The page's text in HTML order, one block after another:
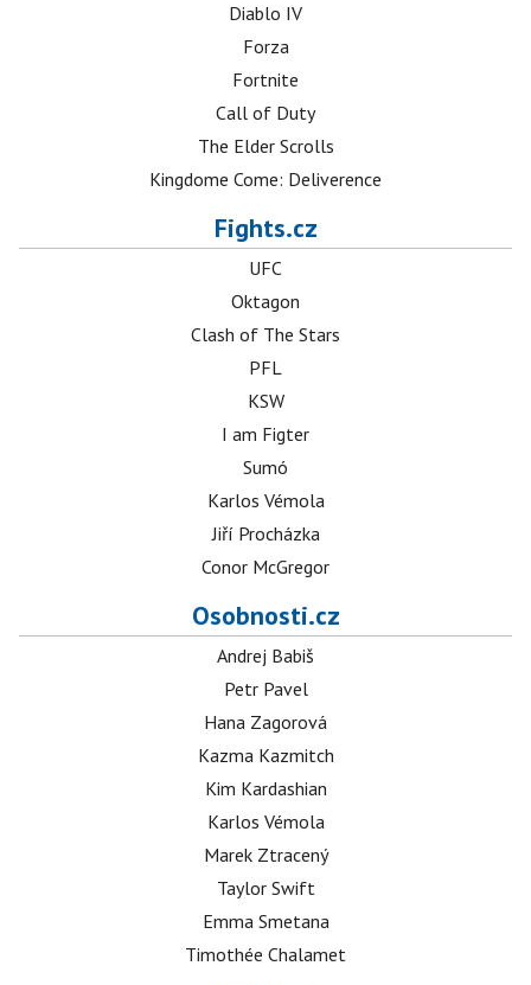
Diablo IV
Forza
Fortnite
Call of Duty
The Elder Scrolls
Kingdome Come: Deliverence
Fights.cz
UFC
Oktagon
Clash of The Stars
PFL
KSW
I am Figter
Sumó
Karlos Vémola
Jiří Procházka
Conor McGregor
Osobnosti.cz
Andrej Babiš
Petr Pavel
Hana Zagorová
Kazma Kazmitch
Kim Kardashian
Karlos Vémola
Marek Ztracený
Taylor Swift
Emma Smetana
Timothée Chalamet